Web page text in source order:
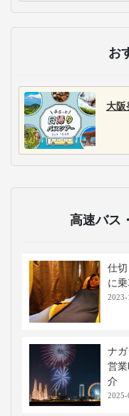
お
大阪
高速バス
仕
に
2023-
ナ
営
介
2025-